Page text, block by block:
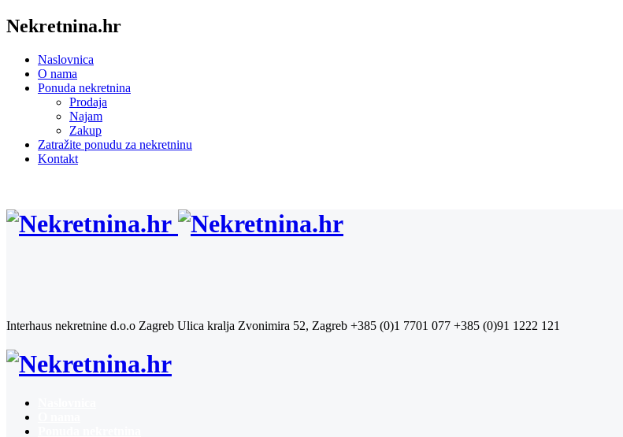
Nekretnina.hr
Naslovnica
O nama
Ponuda nekretnina
Prodaja
Najam
Zakup
Zatražite ponudu za nekretninu
Kontakt
Interhaus nekretnine d.o.o Zagreb Ulica kralja Zvonimira 52, Zagreb +385 (0)1 7701 077 +385 (0)91 1222 121